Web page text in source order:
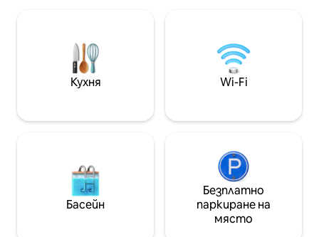
Околностите са отправна точка за
пешеходен туризъм или колоездене,
зимни спортове, туристически
места Лурд, Пау,Влак д
националния
Пердидо само
насочете към
Анискло за 45
Кухня Wi-Fi
Басейн
Безплатно
паркиране на
място